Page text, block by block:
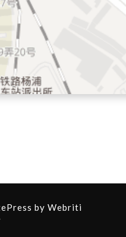
by Webriti